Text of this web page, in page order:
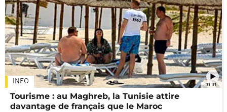
01:01
INFO
Tourisme : au Maghreb, la Tunisie attire
davantage de français que le Maroc